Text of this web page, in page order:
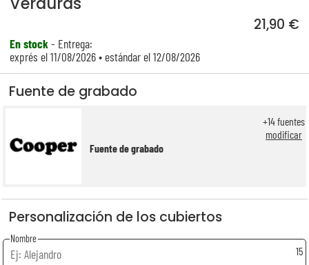
21,90 €
En stock- Entrega:
exprés el 11/08/2026 • estándar el 12/08/2026
Fuente de grabado
Fuente de grabado
+14fuentes
modificar
Personalización de los cubiertos
Nombre
15